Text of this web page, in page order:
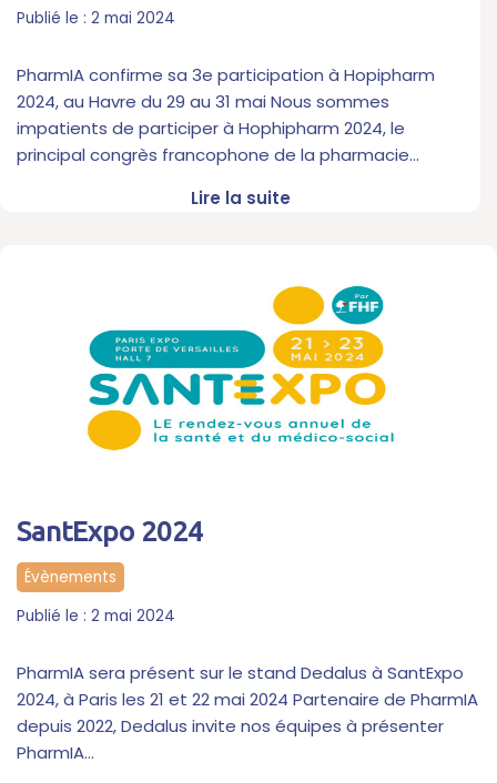
2 mai 2024
PharmIA confirme sa 3e participation à Hopipharm
2024, au Havre du 29 au 31 mai Nous sommes
impatients de participer à Hophipharm 2024, le
principal congrès francophone de la pharmacie…
Lire la suite
SantExpo 2024
Évènements
2 mai 2024
PharmIA sera présent sur le stand Dedalus à SantExpo
2024, à Paris les 21 et 22 mai 2024 Partenaire de PharmIA
depuis 2022, Dedalus invite nos équipes à présenter
PharmIA…